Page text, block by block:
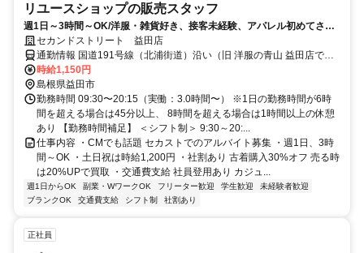
リユースショップの販売スタッフ
週1日～3時間～OK/洋服・雑貨好き、接客未経験、アパレル初めてさん
歓迎 商品整理など簡単作業から
セカンドストリート 益田店
通勤情報 国道191号線（北浦街道）沿い（旧 洋服の青山 益田店で
す。）「益田駅」～車で10分※車・バイク・自転車通勤OK
時給1,150円
島根県益田市
勤務時間 09:30〜20:15（実働：3.0時間〜） ※1日の勤務時間が6時
間を超える場合は45分以上、 8時間を超える場合は1時間以上の休憩
あり 【勤務時間補足】 ＜シフト制＞ 9:30～20:...
仕事内容 ・CMでも話題 セカストでのアルバイト募集 ・週1日、3時
間～OK ・土日祝は時給1,200円 ・社割あり 古着購入30%オフ 売る時
は20%UPで買取 ・交通費支給 社員登用あり カジュ...
週1日からOK 副業・WワークOK フリーター歓迎 学生歓迎
未経験者歓迎
ブランクOK
交通費支給 シフト制 社割あり
正社員